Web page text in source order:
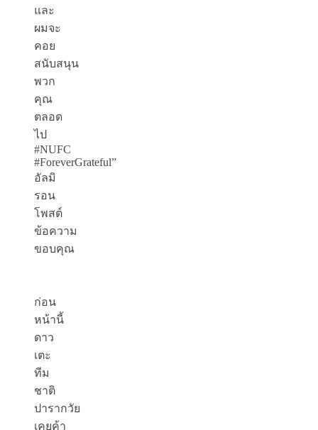
และ
ผมจะ
คอย
สนับสนุน
พวก
คุณ
ตลอด
ไป
#NUFC
#ForeverGrateful”
อัลมิ
รอน
โพสต์
ข้อความ
ขอบคุณ
ก่อน
หน้านี้
ดาว
เตะ
ทีม
ชาติ
ปารากวัย
เคยค้า